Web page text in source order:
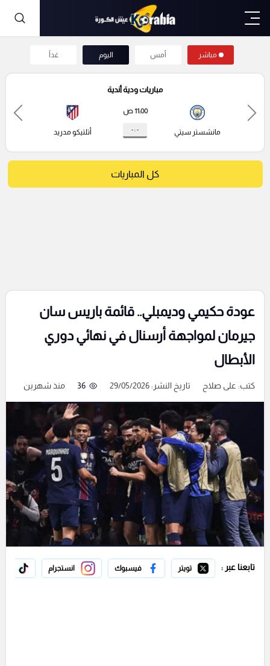
مباشر أمس اليوم غداً
مباريات ودية أندية
مانشستر سيتي
11:00 ص
- : - أتلتيكو مدريد
كل المباريات
عودة حكيمي وديمبلي.. قائمة باريس سان
جيرمان لمواجهة أرسنال في نهائي دوري
الأبطال
كتب: على صلاح تاريخ النشر: 29/05/2026 36 منذ شهرين
تابعنا عبر : تويتر فيسبوك انستجرام